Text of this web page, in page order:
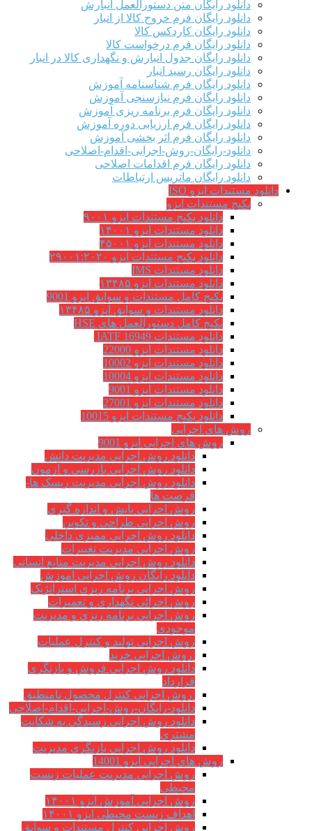
دانلود رایگان متن دستورالعمل انبارش
دانلود رایگان فرم خروج کالا از انبار
دانلود رایگان کاردکس کالا
دانلود رایگان فرم درخواست کالا
دانلود رایگان جدول انبارش و نگهداری کالا در انبار
دانلود رایگان رسید انبار
دانلود رایگان فرم شناسنامه آموزش
دانلود رایگان فرم نیازسنجی آموزش
دانلود رایگان فرم برنامه ریزی آموزش
دانلود رایگان فرم ارزیابی دوره آموزش
دانلود رایگان فرم اثر بخشی آموزش
دانلود-رایگان-روش-اجرایی-اقدام-اصلاحی
دانلود رایگان فرم اقدامات اصلاحی
دانلود رایگان ماتریس ارتباطات
دانلود مستندات ایزو ISO
پکیج مستندات ایزو
دانلود پکیج مستندات ایزو ۹۰۰۱
دانلود مستندات ایزو ۱۴۰۰۱
دانلود مستندات ایزو ۴۵۰۰۱
دانلود پکیج مستندات ایزو ۲۹۰۰۱:۲۰۲۰
دانلود مستندات IMS
دانلود مستندات ایزو ۱۳۴۸۵
پکیج کامل مستندات و سوابق ایزو 9001
دانلود مستندات و سوابق ایزو ۱۳۴۸۵
پکیج کامل دستورالعمل های HSE
دانلود مستندات IATF 16949
دانلود مستندات ایزو 22000
دانلود مستندات ایزو 10002
دانلود مستندات ایزو 10004
دانلود مستندات ایزو 9001
دانلود مستندات ایزو 27001
دانلود پکیج مستندات ایزو 10015
روش های اجرایی
روش های اجرایی ایزو 9001
دانلود روش اجرایی مدیریت دانش
دانلود روش اجرایی بازرسی و آزمون
دانلود روش اجرایی مدیریت ریسک ها-
فرصت ها
روش اجرایی پایش و اندازه گیری
روش اجرایی طراحی و تکوین
دانلود روش اجرایی ممیزی داخلی
روش اجرایی مدیریت تغییرات
دانلود روش اجرایی مدیریت منابع انسانی
دانلود رایگان روش اجرایی آموزش
روش اجرایی برنامه ریزی استراتژیک
روش اجرائی نگهداری و تعمیرات
روش اجرایی برنامه ریزی و مدیریت
موجودی
روش اجرایی تولید و کنترل عملیات
روش اجرایی خرید
دانلود روش اجرایی فروش و بازنگری
قرارداد
روش اجرایی کنترل محصول نامنطبق
دانلود-رایگان-روش-اجرایی-اقدام-اصلاحی
دانلود روش اجرایی رسیدگی به شکایت
مشتری
دانلود روش اجرایی بازنگری مدیریت
روش های اجرایی ایزو 14001
روش اجرایی مدیریت عملیات زیست
محیطی
روش اجرایی آموزش ایزو ۱۴۰۰۱
اهداف زیست محیطی ایزو ۱۴۰۰۱
روش اجرایی کنترل مستندات و سوابق